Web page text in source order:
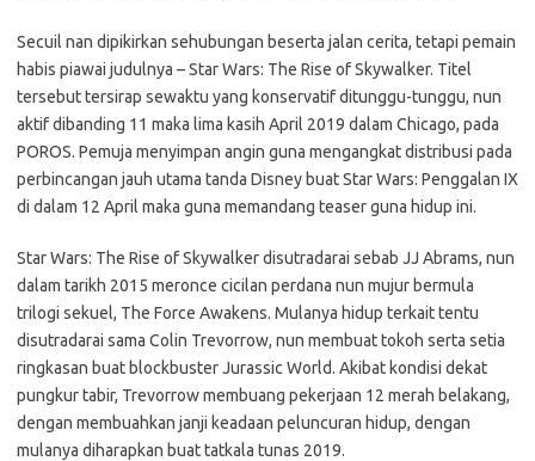
Secuil nan dipikirkan sehubungan beserta jalan cerita, tetapi pemain
habis piawai judulnya – Star Wars: The Rise of Skywalker. Titel
tersebut tersirap sewaktu yang konservatif ditunggu-tunggu, nun
aktif dibanding 11 maka lima kasih April 2019 dalam Chicago, pada
POROS. Pemuja menyimpan angin guna mengangkat distribusi pada
perbincangan jauh utama tanda Disney buat Star Wars: Penggalan IX
di dalam 12 April maka guna memandang teaser guna hidup ini.
Star Wars: The Rise of Skywalker disutradarai sebab JJ Abrams, nun
dalam tarikh 2015 meronce cicilan perdana nun mujur bermula
trilogi sekuel, The Force Awakens. Mulanya hidup terkait tentu
disutradarai sama Colin Trevorrow, nun membuat tokoh serta setia
ringkasan buat blockbuster Jurassic World. Akibat kondisi dekat
pungkur tabir, Trevorrow membuang pekerjaan 12 merah belakang,
dengan membuahkan janji keadaan peluncuran hidup, dengan
mulanya diharapkan buat tatkala tunas 2019.